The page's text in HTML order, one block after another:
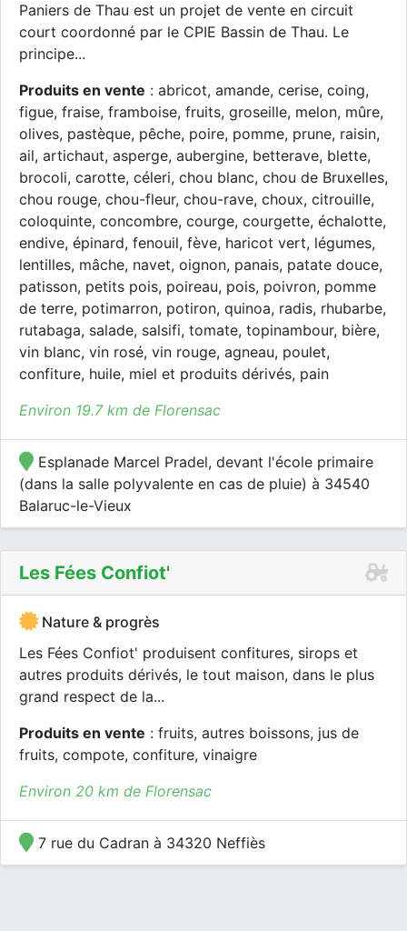
Paniers de Thau est un projet de vente en circuit
court coordonné par le CPIE Bassin de Thau. Le
principe...
Produits en vente : abricot, amande, cerise, coing,
figue, fraise, framboise, fruits, groseille, melon, mûre,
olives, pastèque, pêche, poire, pomme, prune, raisin,
ail, artichaut, asperge, aubergine, betterave, blette,
brocoli, carotte, céleri, chou blanc, chou de Bruxelles,
chou rouge, chou-fleur, chou-rave, choux, citrouille,
coloquinte, concombre, courge, courgette, échalotte,
endive, épinard, fenouil, fève, haricot vert, légumes,
lentilles, mâche, navet, oignon, panais, patate douce,
patisson, petits pois, poireau, pois, poivron, pomme
de terre, potimarron, potiron, quinoa, radis, rhubarbe,
rutabaga, salade, salsifi, tomate, topinambour, bière,
vin blanc, vin rosé, vin rouge, agneau, poulet,
confiture, huile, miel et produits dérivés, pain
Environ 19.7 km de Florensac
Esplanade Marcel Pradel, devant l'école primaire
(dans la salle polyvalente en cas de pluie) à 34540
Balaruc-le-Vieux
Les Fées Confiot'
Nature & progrès
Les Fées Confiot' produisent confitures, sirops et
autres produits dérivés, le tout maison, dans le plus
grand respect de la...
Produits en vente : fruits, autres boissons, jus de
fruits, compote, confiture, vinaigre
Environ 20 km de Florensac
7 rue du Cadran à 34320 Neffiès